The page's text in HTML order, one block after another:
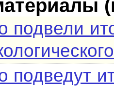
подвели
подведут